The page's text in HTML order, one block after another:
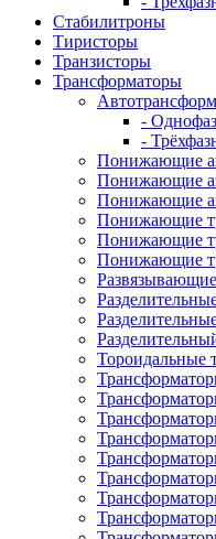
Стабилитроны
Тиристоры
Транзисторы
Трансформаторы
-
-
Понижающие
Понижающие
Понижающие
Понижающие
Понижающие
Понижающие